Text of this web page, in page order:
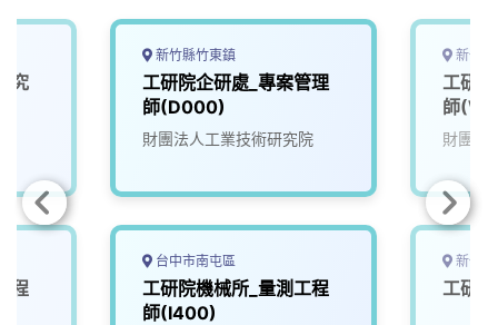
究
程
新竹縣竹東鎮
工研院企研處_專案管理
師(D000)
財團法人工業技術研究院
台中市南屯區
工研院機械所_量測工程
師(I400)
新竹
工研
師
財團法
新竹市
工研